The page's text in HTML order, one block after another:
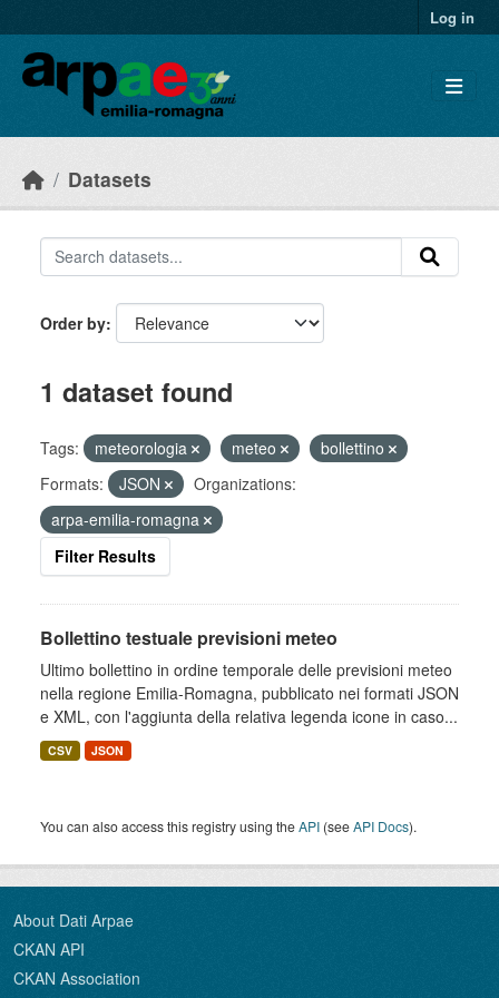
Log in
Datasets
Order by
1 dataset found
Tags: meteorologia meteo
bollettino
Formats:
JSON
Organizations:
arpa-emilia-romagna
Filter Results
Bollettino testuale previsioni meteo
Ultimo bollettino in ordine temporale delle previsioni meteo
nella regione Emilia-Romagna, pubblicato nei formati JSON
e XML, con l'aggiunta della relativa legenda icone in caso...
CSV JSON
You can also access this registry using theAPI (seeAPI Docs).
About Dati Arpae
CKAN API
CKAN Association